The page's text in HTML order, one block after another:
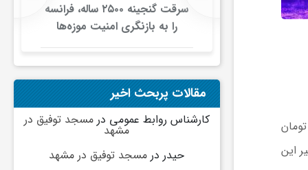
به گزارش اقتصاد آنلاین به نقل از رمزارز نیوز، هر واحد اتریوم (ETH) در این لحظه با قیمت ۴,۳۱۲.۲۳ $، معادل ۴۴۹,۵۳۵,۴۶۱ تومان
است. حجم معاملات ۲۴ ساعت اخیر این
در سه‌ماهه
در برابر
سرقت گنجینه ۲۵۰۰ ساله، فرانسه
را به بازنگری امنیت موزه‌ها
واداشت/ ارائه طرح ۳۳ ماده‌ای
مقالات پربحث اخیر
کارشناس روابط عمومی درمسجد توفیق در
مشهد
حیدردر مسجد توفیق در مشهد